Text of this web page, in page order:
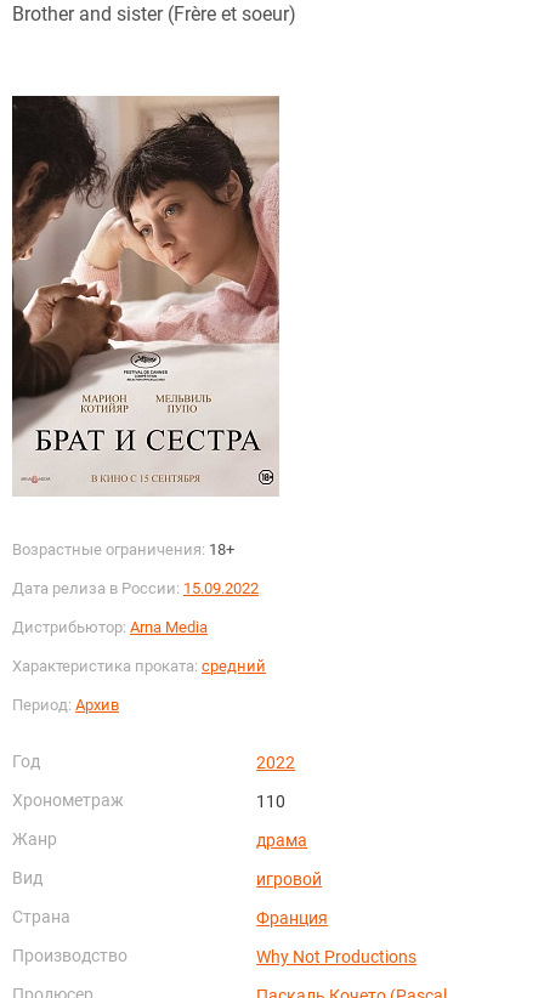
Brother and sister (Frère et soeur)
Возрастные ограничения: 18+
Дата релиза в России: 15.09.2022
Дистрибьютор: Arna Media
Характеристика проката: средний
Период: Архив
Год
2022
Хронометраж
110
Жанр
драма
Вид
игровой
Страна
Франция
Производство
Why Not Productions